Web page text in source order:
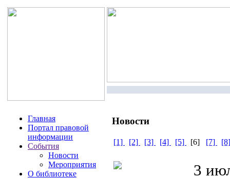
Главная
Портал правовой
информации
События
Новости
Мероприятия
О библиотеке
Новости
[1] [2] [3] [4] [5] [6] [7]
3